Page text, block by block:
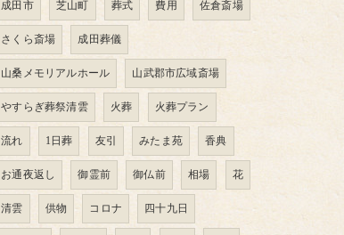
成田市 芝山町 葬式 費用 佐倉斎場
さくら斎場 成田葬儀
山桑メモリアルホール 山武郡市広域斎場
やすらぎ葬祭清雲 火葬 火葬プラン
流れ 1日葬 友引 みたま苑 香典
お通夜返し 御霊前 御仏前 相場 花
清雲 供物 コロナ 四十九日